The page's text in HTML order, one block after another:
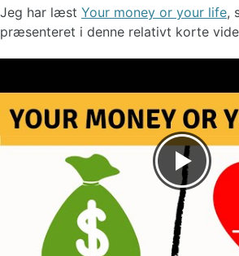
Jeg har læst Your money or your life,
præsenteret i denne relativt korte